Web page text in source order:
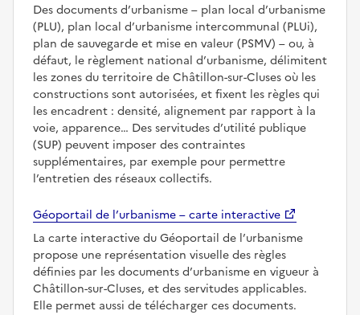
Des documents d’urbanisme – plan local d’urbanisme
(PLU), plan local d’urbanisme intercommunal (PLUi),
plan de sauvegarde et mise en valeur (PSMV) – ou, à
défaut, le règlement national d’urbanisme, délimitent
les zones du territoire de Châtillon-sur-Cluses où les
constructions sont autorisées, et fixent les règles qui
les encadrent : densité, alignement par rapport à la
voie, apparence… Des servitudes d’utilité publique
(SUP) peuvent imposer des contraintes
supplémentaires, par exemple pour permettre
l’entretien des réseaux collectifs.
Géoportail de l’urbanisme – carte interactive
La carte interactive du Géoportail de l’urbanisme
propose une représentation visuelle des règles
définies par les documents d’urbanisme en vigueur à
Châtillon-sur-Cluses, et des servitudes applicables.
Elle permet aussi de télécharger ces documents.